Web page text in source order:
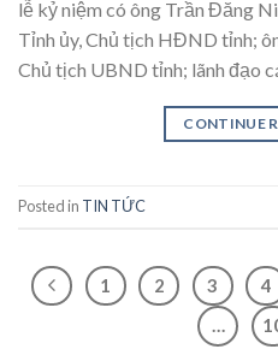
lễ kỷ niệm có ông Trần Đăng
Tỉnh ủy, Chủ tịch HĐND tỉnh;
Chủ tịch UBND tỉnh; lãnh đạo
CONTINUE
Posted in TIN TỨC
1 2 3 4
…